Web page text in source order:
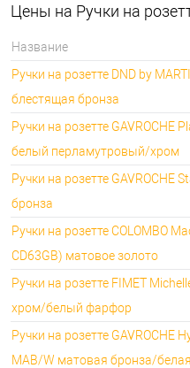
⭐Сейфы:
🔐Домофоны:
⭐Сигнализация AJAX:
🔑
Цены на Ручки на
Название
Ручки на розетте DND by
блестящая бронза
Ручки на розетте GAVROCHE
белый перламутровый/хром
Ручки на розетте GAVROCHE
бронза
Ручки на розетте COLOMBO
CD63GB) матовое золото
Ручки на розетте FIMET
хром/белый фарфор
Ручки на розетте GAVROCHE
MAB/W матовая бронза/